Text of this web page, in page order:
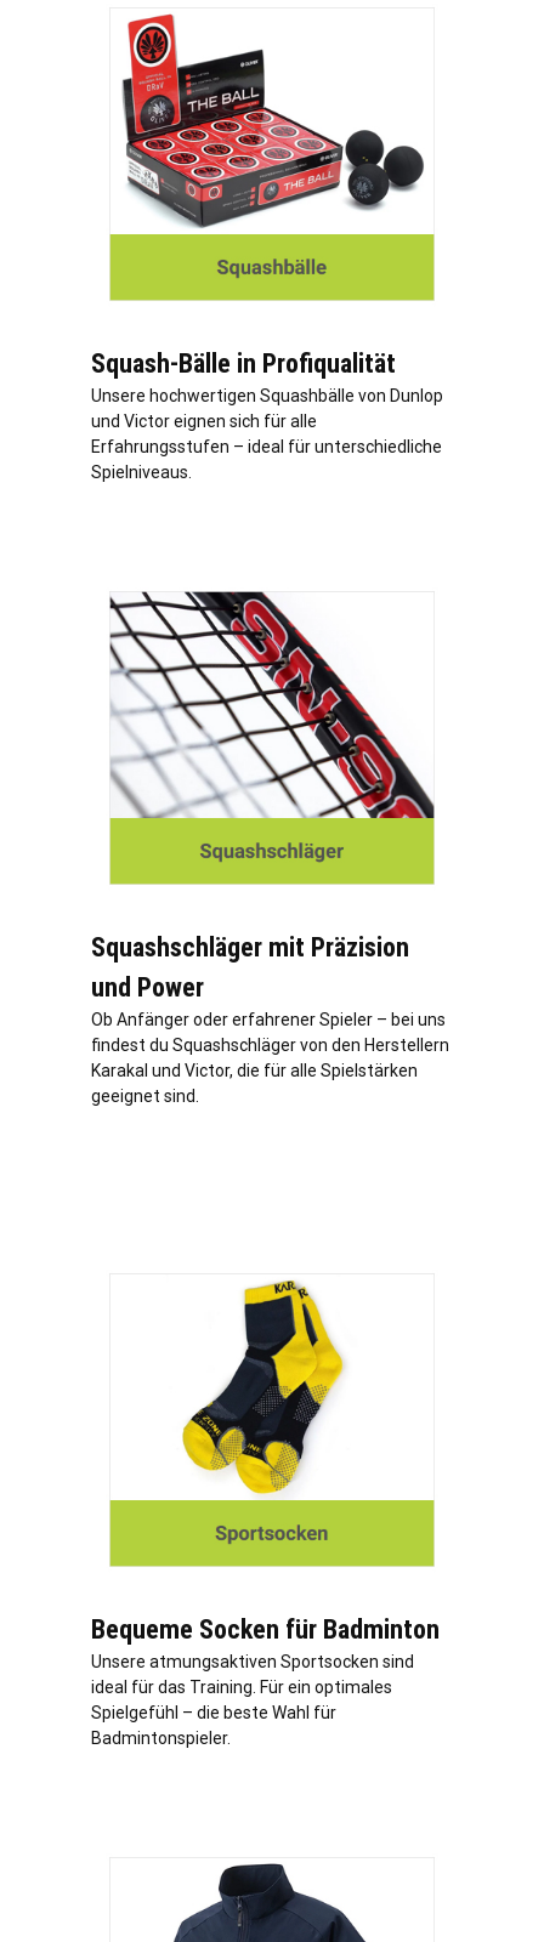
Squash-Bälle in Profiqualität
Unsere hochwertigen Squashbälle von Dunlop
und Victor eignen sich für alle
Erfahrungsstufen – ideal für unterschiedliche
Spielniveaus.
Squashschläger mit Präzision
und Power
Ob Anfänger oder erfahrener Spieler – bei uns
findest du Squashschläger von den Herstellern
Karakal und Victor, die für alle Spielstärken
geeignet sind.
Bequeme Socken für Badminton
Unsere atmungsaktiven Sportsocken sind
ideal für das Training. Für ein optimales
Spielgefühl – die beste Wahl für
Badmintonspieler.